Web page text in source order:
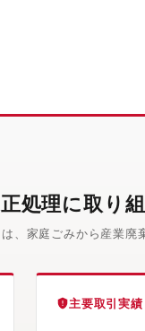
処理に取り
、家庭ごみから産業廃
主要取引実績